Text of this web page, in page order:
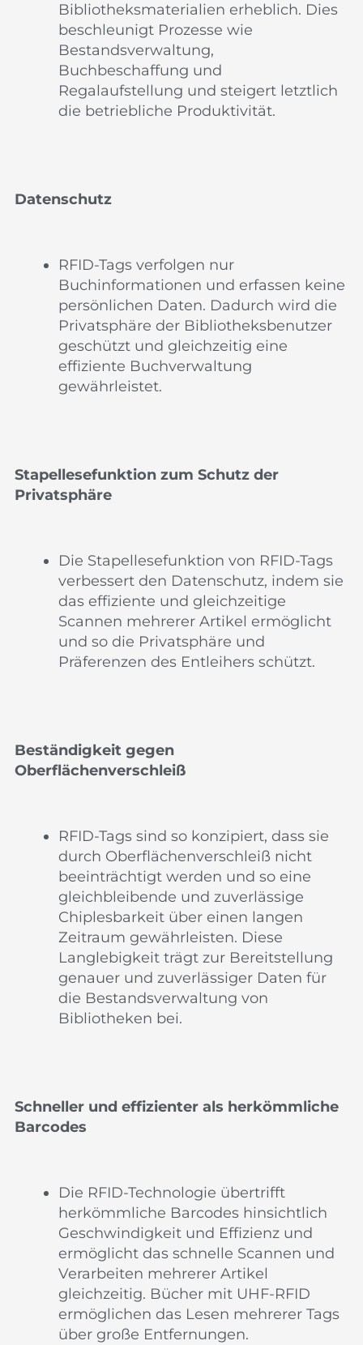
Bibliotheksmaterialien erheblich. Dies
beschleunigt Prozesse wie
Bestandsverwaltung,
Buchbeschaffung und
Regalaufstellung und steigert letztlich
die betriebliche Produktivität.
Datenschutz
RFID-Tags verfolgen nur
Buchinformationen und erfassen keine
persönlichen Daten. Dadurch wird die
Privatsphäre der Bibliotheksbenutzer
geschützt und gleichzeitig eine
effiziente Buchverwaltung
gewährleistet.
Stapellesefunktion zum Schutz der
Privatsphäre
Die Stapellesefunktion von RFID-Tags
verbessert den Datenschutz, indem sie
das effiziente und gleichzeitige
Scannen mehrerer Artikel ermöglicht
und so die Privatsphäre und
Präferenzen des Entleihers schützt.
Beständigkeit gegen
Oberflächenverschleiß
RFID-Tags sind so konzipiert, dass sie
durch Oberflächenverschleiß nicht
beeinträchtigt werden und so eine
gleichbleibende und zuverlässige
Chiplesbarkeit über einen langen
Zeitraum gewährleisten. Diese
Langlebigkeit trägt zur Bereitstellung
genauer und zuverlässiger Daten für
die Bestandsverwaltung von
Bibliotheken bei.
Schneller und effizienter als herkömmliche
Barcodes
Die RFID-Technologie übertrifft
herkömmliche Barcodes hinsichtlich
Geschwindigkeit und Effizienz und
ermöglicht das schnelle Scannen und
Verarbeiten mehrerer Artikel
gleichzeitig. Bücher mit UHF-RFID
ermöglichen das Lesen mehrerer Tags
über große Entfernungen.